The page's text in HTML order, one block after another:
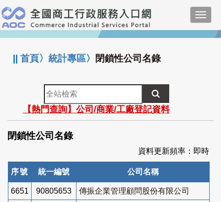
跳
到
主
要
:::
||首頁〉統計專區〉 閉鎖性公司名錄
全
站
檢
索
【熱門查詢】公司/商業/工廠登記資料
閉鎖性公司名錄
資料更新頻率：即時
序號 統一編號 公司名稱
6651 90805653 傳振企業管理顧問股份有限公司